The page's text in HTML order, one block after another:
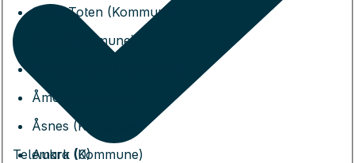
Østre Toten (Kommune)
Øyer (Kommune)
Åmot (Kommune)
Åsnes (Kommune)
Aukra (Kommune)
Telemark (0)